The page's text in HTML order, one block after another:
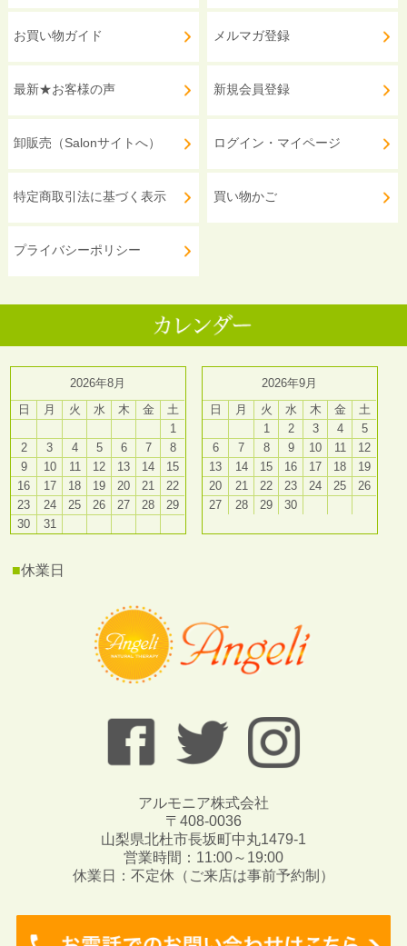
お買い物ガイド
最新★お客様の声
卸販売（Salonサイトへ）
特定商取引法に基づく表示
プライバシーポリシー
メルマガ登録
新規会員登録
ログイン・マイページ
買い物かご
2026年8月
日
月 火 水 木 金
土
1
2
3 4 5 6 7
8
9
10 11 12 13 14
15
16
17 18 19 20 21
22
23
24 25 26 27 28
29
30
31
2026年9月
日
月 火 水 木 金
土
1
2 3 4
5
6
7 8 9 10 11
12
13
14 15 16 17 18
19
20
21 22 23 24 25
26
27
28 29 30
■休業日
アルモニア株式会社
〒408-0036
山梨県北杜市長坂町中丸1479-1
営業時間：11:00～19:00
休業日：不定休（ご来店は事前予約制）